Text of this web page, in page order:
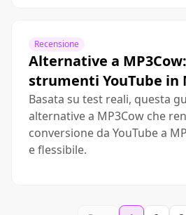
Recensione
Alternative a
strumenti YouTube in
Basata su test reali, questa
alternative a MP3Cow che
conversione da YouTube a
e flessibile.